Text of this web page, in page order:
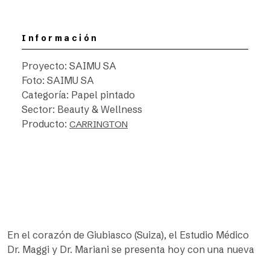
Información
Proyecto: SAIMU SA
Foto: SAIMU SA
Categoría: Papel pintado
Sector: Beauty & Wellness
Producto: CARRINGTON
En el corazón de Giubiasco (Suiza), el Estudio Médico
Dr. Maggi y Dr. Mariani se presenta hoy con una nueva